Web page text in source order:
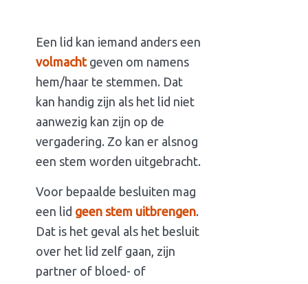
Een lid kan iemand anders een
volmacht geven om namens
hem/haar te stemmen. Dat
kan handig zijn als het lid niet
aanwezig kan zijn op de
vergadering. Zo kan er alsnog
een stem worden uitgebracht.
Voor bepaalde besluiten mag
een lid geen stem uitbrengen.
Dat is het geval als het besluit
over het lid zelf gaan, zijn
partner of bloed- of